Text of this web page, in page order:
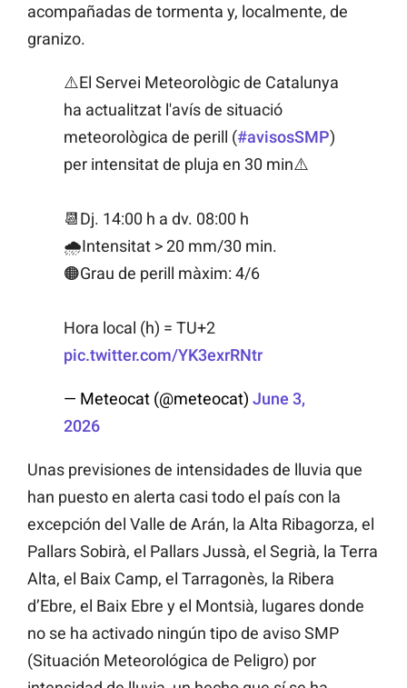
acompañadas de tormenta y, localmente, de
granizo.
⚠️El Servei Meteorològic de Catalunya
ha actualitzat l'avís de situació
meteorològica de perill (#avisosSMP)
per intensitat de pluja en 30 min⚠️
📆Dj. 14:00 h a dv. 08:00 h
🌧️Intensitat > 20 mm/30 min.
🟠Grau de perill màxim: 4/6
Hora local (h) = TU+2
pic.twitter.com/YK3exrRNtr
— Meteocat (@meteocat) June 3,
2026
Unas previsiones de intensidades de lluvia que
han puesto en alerta casi todo el país con la
excepción del Valle de Arán, la Alta Ribagorza, el
Pallars Sobirà, el Pallars Jussà, el Segrià, la Terra
Alta, el Baix Camp, el Tarragonès, la Ribera
d’Ebre, el Baix Ebre y el Montsià, lugares donde
no se ha activado ningún tipo de aviso SMP
(Situación Meteorológica de Peligro) por